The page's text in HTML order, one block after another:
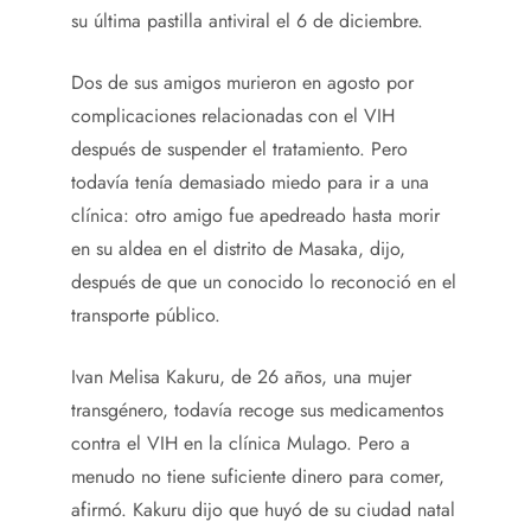
su última pastilla antiviral el 6 de diciembre.
Dos de sus amigos murieron en agosto por
complicaciones relacionadas con el VIH
después de suspender el tratamiento. Pero
todavía tenía demasiado miedo para ir a una
clínica: otro amigo fue apedreado hasta morir
en su aldea en el distrito de Masaka, dijo,
después de que un conocido lo reconoció en el
transporte público.
Ivan Melisa Kakuru, de 26 años, una mujer
transgénero, todavía recoge sus medicamentos
contra el VIH en la clínica Mulago. Pero a
menudo no tiene suficiente dinero para comer,
afirmó. Kakuru dijo que huyó de su ciudad natal